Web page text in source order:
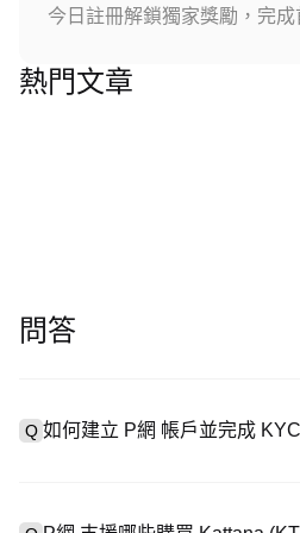
今日註冊解鎖獨家獎勵，完
熱門文章
問答
Q 如何建立 P網 帳戶並完成